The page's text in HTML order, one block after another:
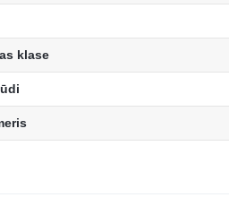
klase